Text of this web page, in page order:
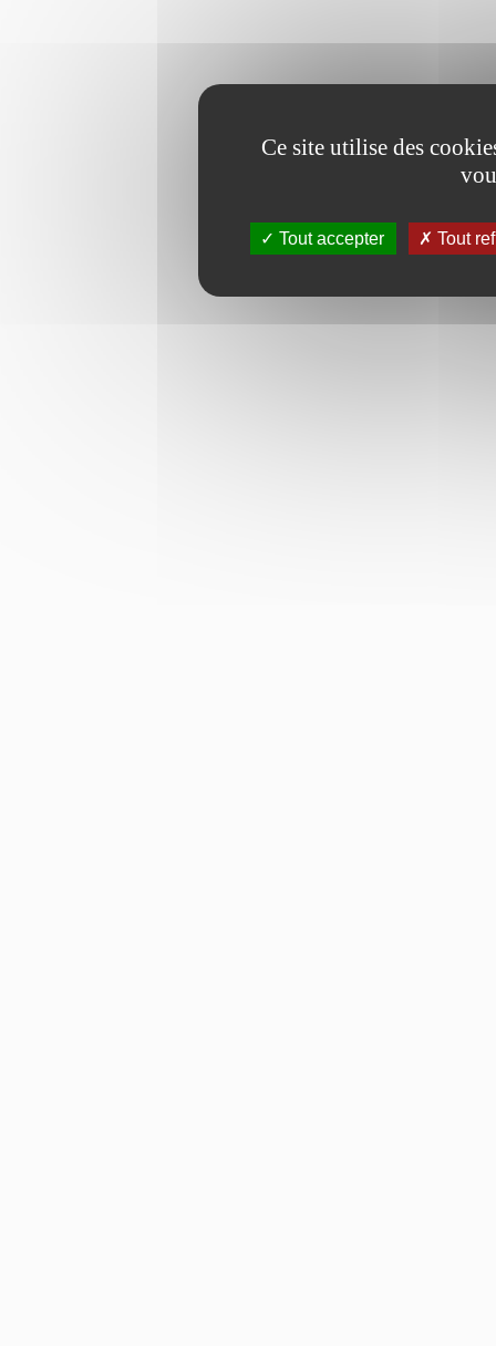
Ce site utilise des
Tout accepter Tout